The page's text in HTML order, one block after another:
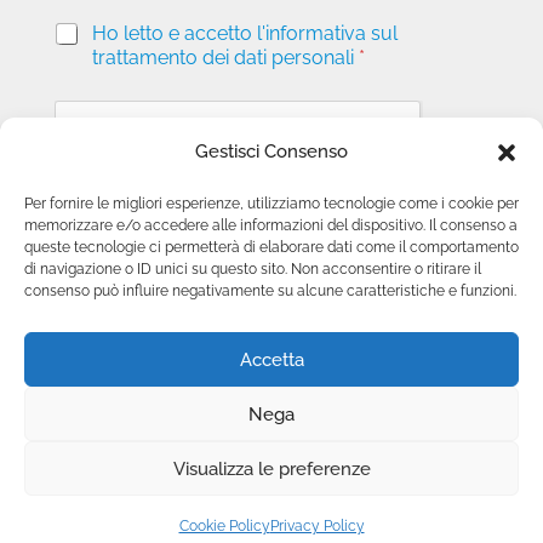
Gestisci Consenso
Per fornire le migliori esperienze, utilizziamo tecnologie come i cookie per
memorizzare e/o accedere alle informazioni del dispositivo. Il consenso a
queste tecnologie ci permetterà di elaborare dati come il comportamento
di navigazione o ID unici su questo sito. Non acconsentire o ritirare il
consenso può influire negativamente su alcune caratteristiche e funzioni.
Accetta
Nega
Visualizza le preferenze
Cookie Policy Privacy Policy
P
v
a
*
Ho letto e accetto l'informativa sul
trattamento dei dati personali *
Invia richiesta
Copyright © 2025 Camini.net | P.IVA
Cookie Policy|Termini e Condizioni